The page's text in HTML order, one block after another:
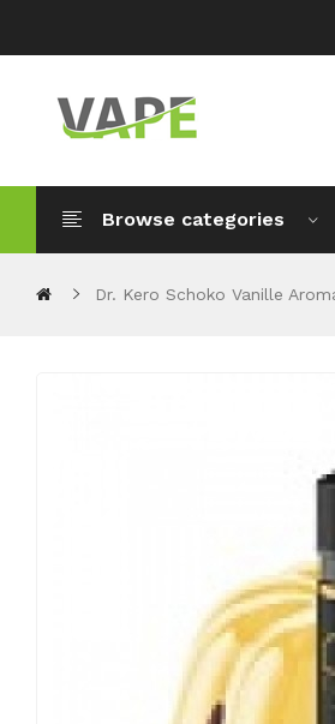
Browse categories
Dr. Kero Schoko Vanille